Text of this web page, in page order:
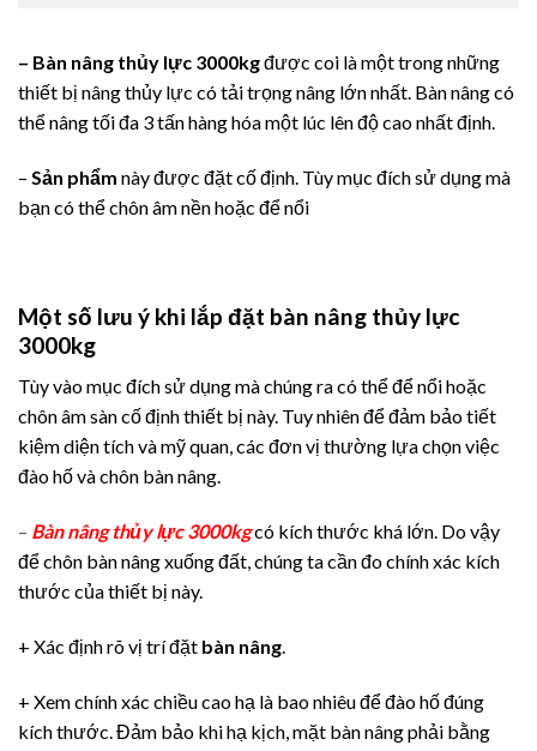
– Bàn nâng thủy lực 3000kgđược coi là một trong những
thiết bị nâng thủy lực có tải trọng nâng lớn nhất. Bàn nâng có
thể nâng tối đa 3 tấn hàng hóa một lúc lên độ cao nhất định.
– Sản phẩm này được đặt cố định. Tùy mục đích sử dụng mà
bạn có thể chôn âm nền hoặc để nổi
Một số lưu ý khi lắp đặt bàn nâng thủy lực
3000kg
Tùy vào mục đích sử dụng mà chúng ra có thể để nổi hoặc
chôn âm sàn cố định thiết bị này. Tuy nhiên để đảm bảo tiết
kiệm diện tích và mỹ quan, các đơn vị thường lựa chọn việc
đào hố và chôn bàn nâng.
– Bàn nâng thủy lực 3000kgcó kích thước khá lớn. Do vậy
để chôn bàn nâng xuống đất, chúng ta cần đo chính xác kích
thước của thiết bị này.
+ Xác định rõ vị trí đặt bàn nâng.
+ Xem chính xác chiều cao hạ là bao nhiêu để đào hố đúng
kích thước. Đảm bảo khi hạ kịch, mặt bàn nâng phải bằng